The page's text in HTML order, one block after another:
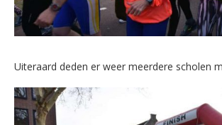
Uiteraard deden er weer meerdere scholen